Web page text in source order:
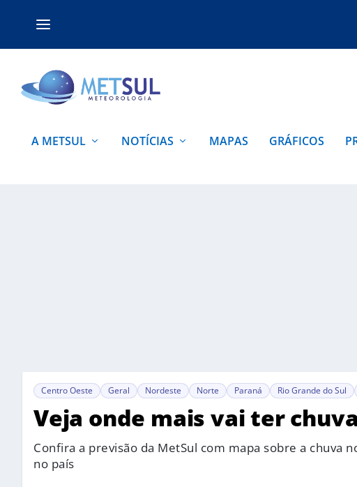
A METSUL NOTÍCIAS MAPAS GRÁFICOS
Centro Oeste Geral Nordeste Norte Paraná Rio Grande do Sul
Veja onde mais vai ter
Confira a previsão da MetSul com mapa sobre a chuva
no país